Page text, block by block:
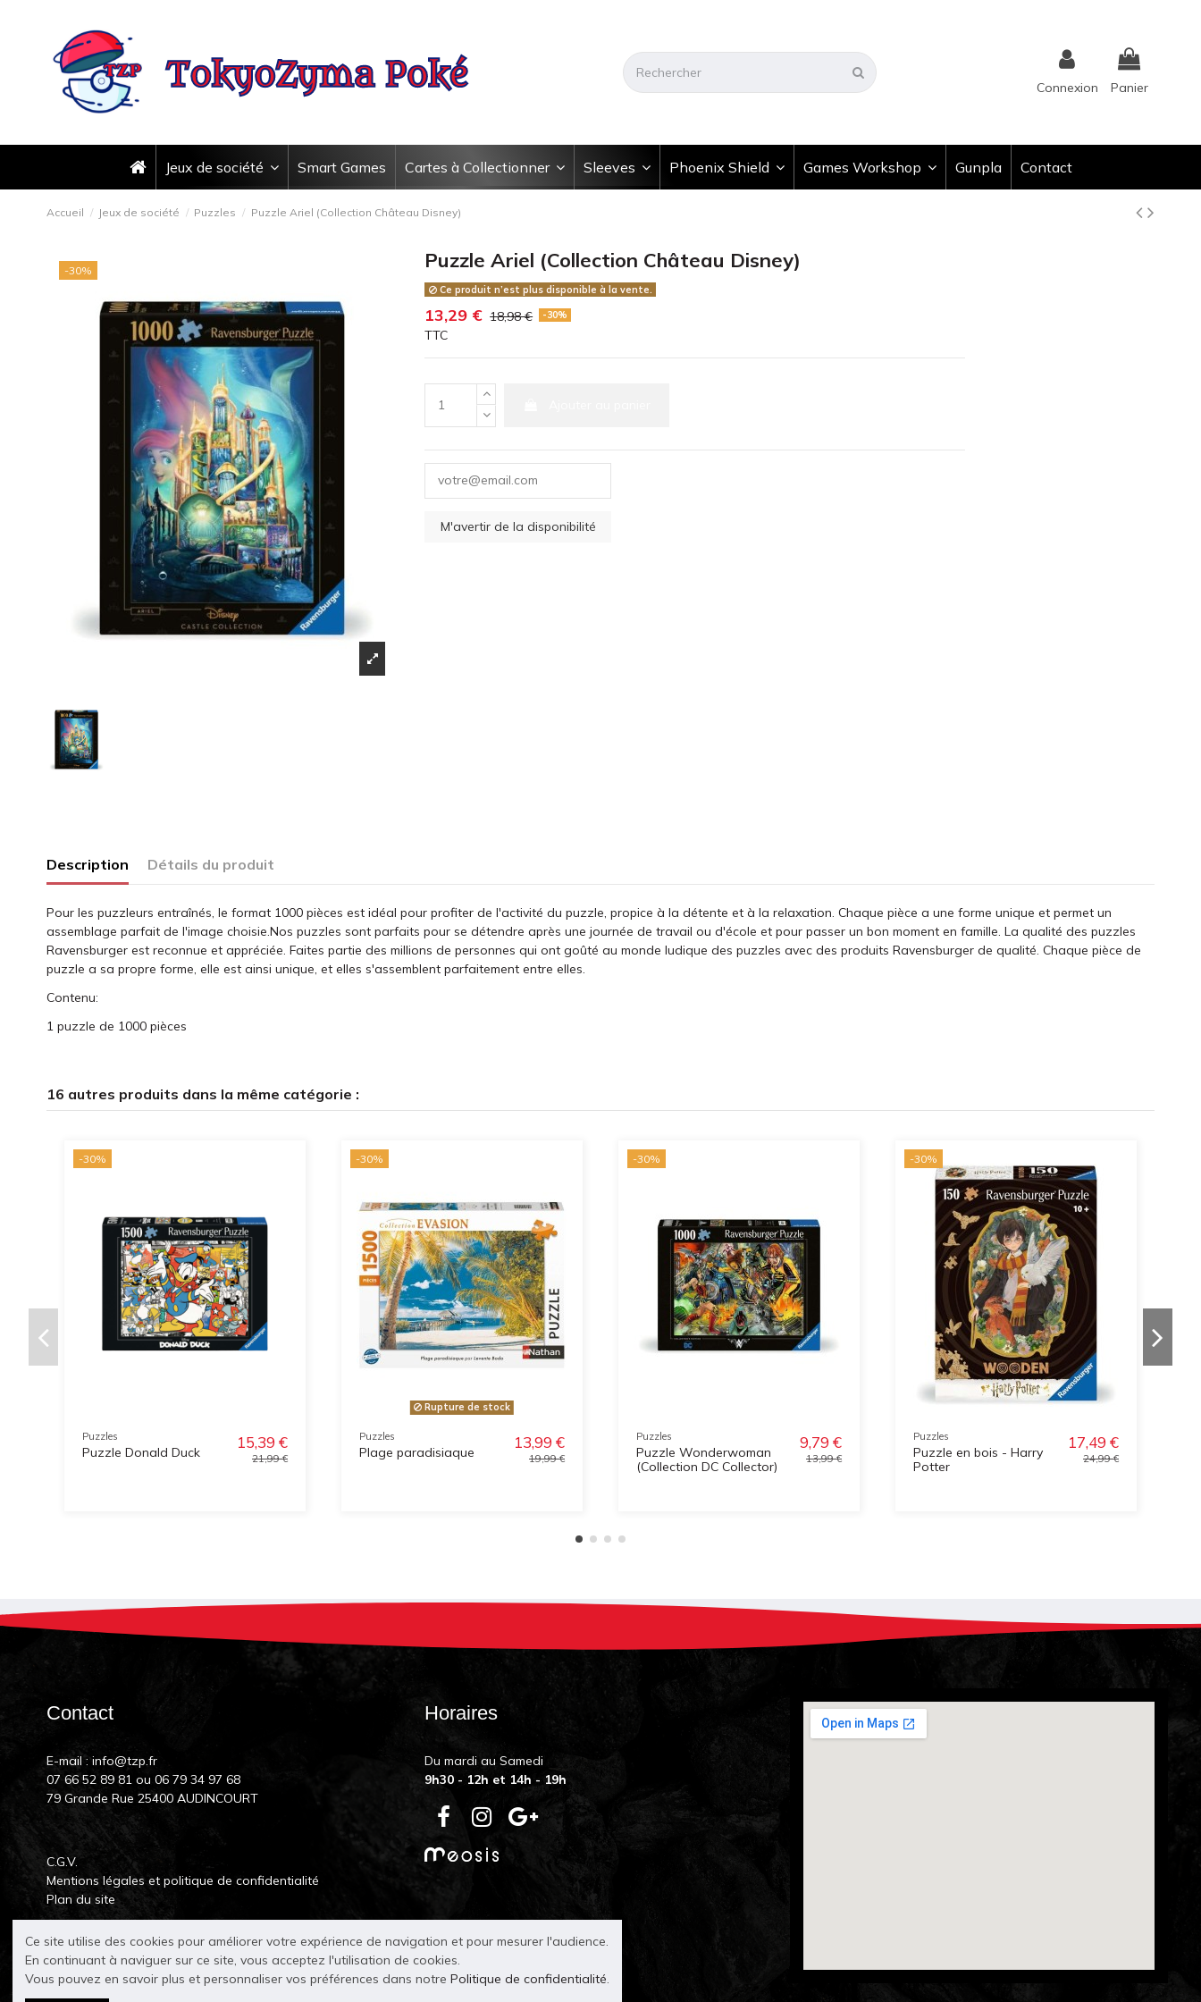
Connexion Panier
Jeux de société Smart Games Cartes à Collectionner Sleeves Phoenix Shield Games Workshop Gunpla Contact
Accueil Jeux de société Puzzles Puzzle Ariel (Collection Château Disney)
-30% Puzzle Ariel (Collection Château Disney)
Ce produit n’est plus disponible à la vente.
13,29 € 18,98 € -30%
TTC
Description Détails du produit
Pour les puzzleurs entraînés, le format 1000 pièces est idéal pour profiter de l'activité du puzzle, propice à la détente et à la relaxation. Chaque pièce a une forme unique et permet un
assemblage parfait de l'image choisie.Nos puzzles sont parfaits pour se détendre après une journée de travail ou d'école et pour passer un bon moment en famille. La qualité des puzzles
Ravensburger est reconnue et appréciée. Faites partie des millions de personnes qui ont goûté au monde ludique des puzzles avec des produits Ravensburger de qualité. Chaque pièce de
puzzle a sa propre forme, elle est ainsi unique, et elles s'assemblent parfaitement entre elles.
Contenu:
1 puzzle de 1000 pièces
16 autres produits dans la même catégorie :
-30%
Puzzles
Puzzle Donald Duck
15,39 €
21,99 €
-30%
Rupture de stock
Puzzles
Plage paradisiaque
13,99 €
19,99 €
-30%
Puzzles
Puzzle Wonderwoman
(Collection DC Collector)
9,79 €
13,99 €
-30%
Puzzles
Puzzle en bois - Harry
Potter
17,49 €
24,99 €
Contact
E-mail : info@tzp.fr
07 66 52 89 81 ou 06 79 34 97 68
79 Grande Rue 25400 AUDINCOURT
C.G.V.
Mentions légales et politique de confidentialité
Plan du site
Horaires
Du mardi au Samedi
9h30 - 12h et 14h - 19h
Ce site utilise des cookies pour améliorer votre expérience de navigation et pour mesurer l'audience.
En continuant à naviguer sur ce site, vous acceptez l'utilisation de cookies.
Vous pouvez en savoir plus et personnaliser vos préférences dans notre Politique de confidentialité.